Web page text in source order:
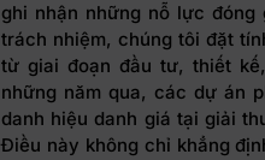
ghi nhận những nỗ lực
trách nhiệm, chúng tôi đặt
từ giai đoạn đầu tư, thiết
những năm qua, các dự án
danh hiệu danh giá tại giải
Điều này không chỉ khẳng